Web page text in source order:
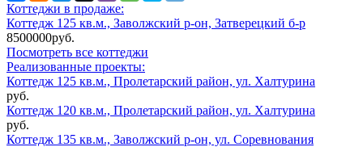
Коттеджи в продаже:
Коттедж 125 кв.м., Заволжский р-он, Затверецкий б-р
8500000руб.
Посмотреть все коттеджи
Реализованные проекты:
Коттедж 125 кв.м., Пролетарский район, ул. Халтурина
руб.
Коттедж 120 кв.м., Пролетарский район, ул. Халтурина
руб.
Коттедж 135 кв.м., Заволжский р-он, ул. Соревнования